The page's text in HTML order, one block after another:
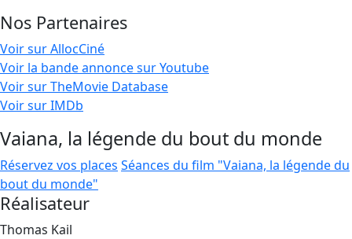
Nos Partenaires
Voir sur AllocCiné
Voir la bande annonce sur Youtube
Voir sur TheMovie Database
Voir sur IMDb
Vaiana, la légende du bout du monde
Réservez vos places Séances du film "Vaiana, la légende du
bout du monde"
Réalisateur
Thomas Kail